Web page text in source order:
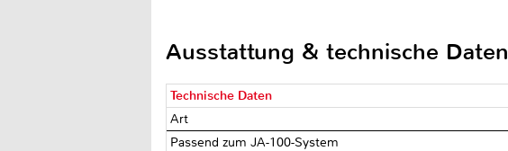
Ausstattung & technische Daten
Technische Daten
Art
Passend zum JA-100-System